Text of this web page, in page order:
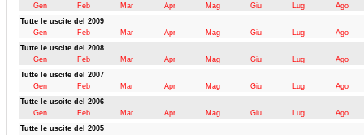
Gen
Feb Mar Apr Mag Giu Lug
Ago
Tutte le uscite del 2009
Gen
Feb Mar Apr Mag Giu Lug
Ago
Tutte le uscite del 2008
Gen
Feb Mar Apr Mag Giu Lug
Ago
Tutte le uscite del 2007
Gen
Feb Mar Apr Mag Giu Lug
Ago
Tutte le uscite del 2006
Gen
Feb Mar Apr Mag Giu Lug
Ago
Tutte le uscite del 2005